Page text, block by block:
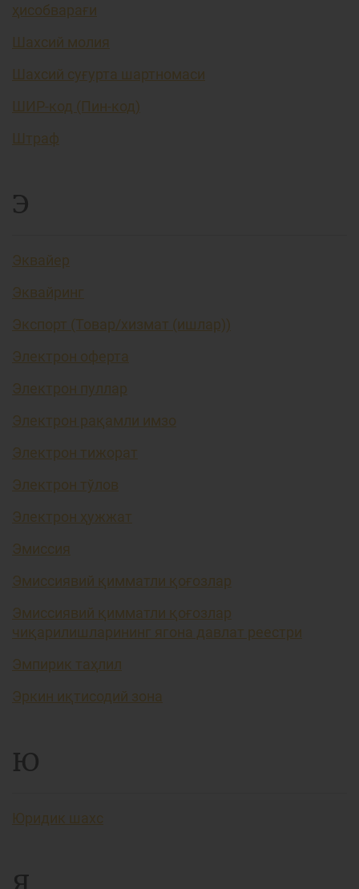
ҳисобварағи
Шахсий молия
Шахсий суғурта шартномаси
ШИР-код (Пин-код)
Штраф
Э
Эквайер
Эквайринг
Экспорт (Товар/хизмат (ишлар))
Электрон оферта
Электрон пуллар
Электрон рақамли имзо
Электрон тижорат
Электрон тўлов
Электрон ҳужжат
Эмиссия
Эмиссиявий қимматли қоғозлар
Эмиссиявий қимматли қоғозлар
чиқарилишларининг ягона давлат реестри
Эмпирик таҳлил
Эркин иқтисодий зона
Ю
Юридик шахс